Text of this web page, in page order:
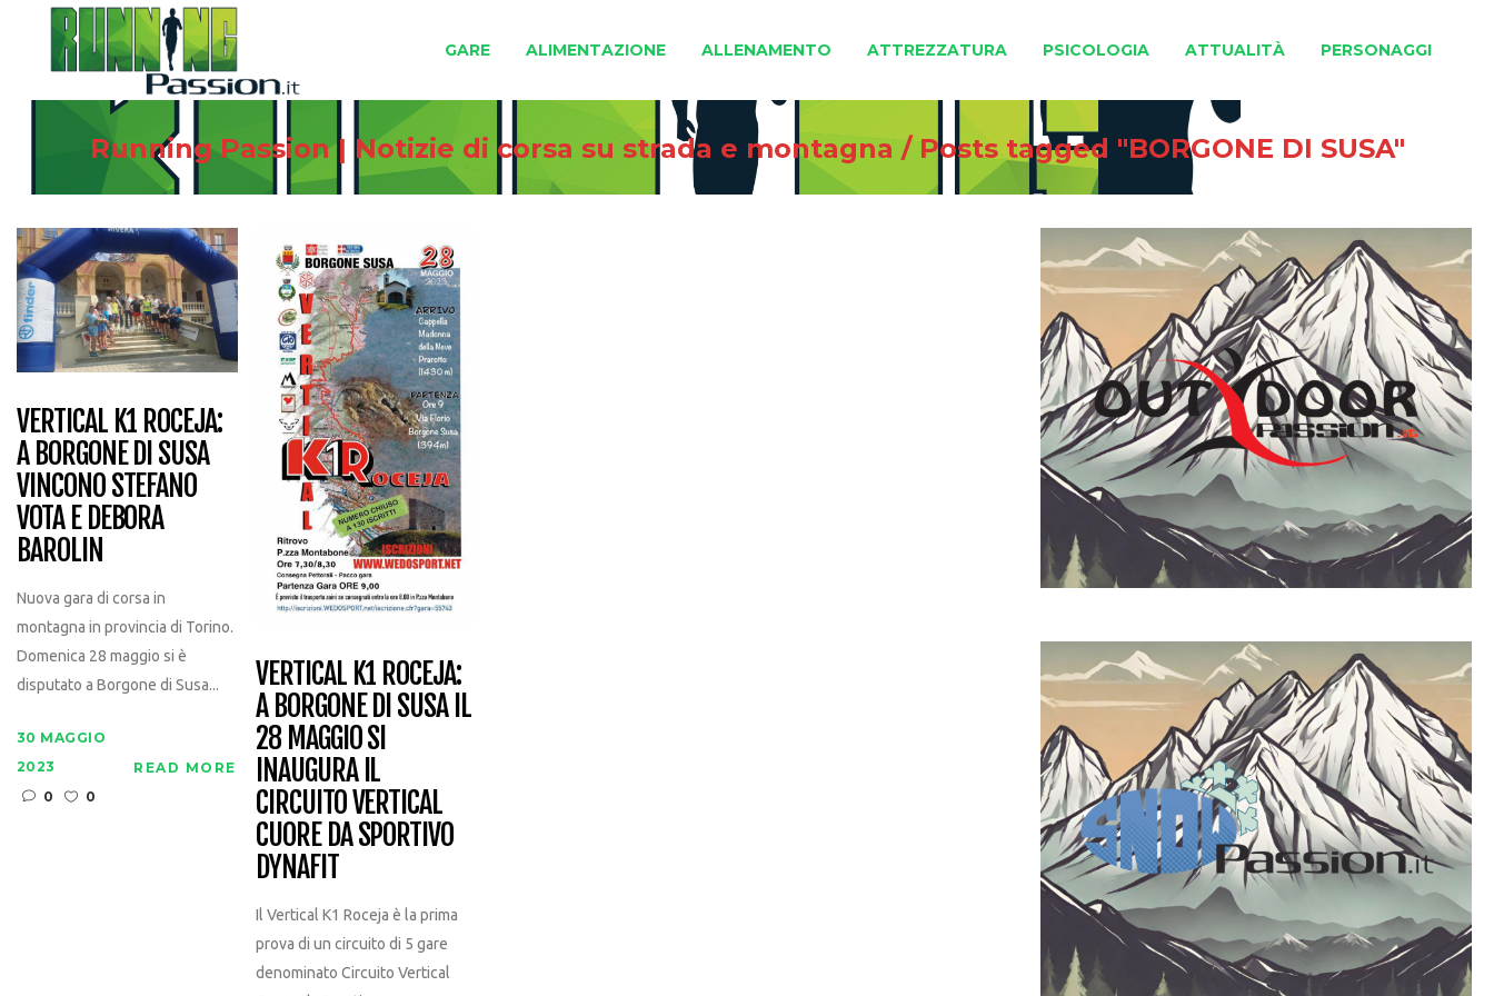
GARE ALIMENTAZIONE ALLENAMENTO ATTREZZATURA PSICOLOGIA ATTUALITÀ PERSONAGGI
Running Passion | Notizie di corsa su strada e montagna/Posts tagged "BORGONE DI SUSA"
VERTICAL K1 ROCEJA:
A BORGONE DI SUSA
VINCONO STEFANO
VOTA E DEBORA
BAROLIN
Nuova gara di corsa in
montagna in provincia di Torino.
Domenica 28 maggio si è
disputato a Borgone di Susa...
30 MAGGIO
2023
0
0
READ MORE
VERTICAL K1 ROCEJA:
A BORGONE DI SUSA IL
28 MAGGIO SI
INAUGURA IL
CIRCUITO VERTICAL
CUORE DA SPORTIVO
DYNAFIT
Il Vertical K1 Roceja è la prima
prova di un circuito di 5 gare
denominato Circuito Vertical